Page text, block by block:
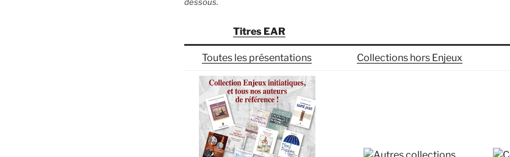
Titres EAR
Toutes les présentations Collections hors Enjeux